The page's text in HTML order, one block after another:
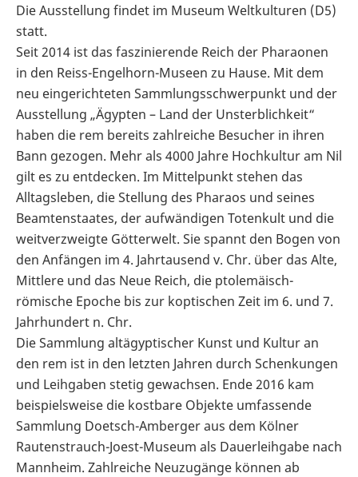
Die Ausstellung findet im Museum Weltkulturen (D5)
statt.
Seit 2014 ist das faszinierende Reich der Pharaonen
in den Reiss-Engelhorn-Museen zu Hause. Mit dem
neu eingerichteten Sammlungsschwerpunkt und der
Ausstellung „Ägypten – Land der Unsterblichkeit“
haben die rem bereits zahlreiche Besucher in ihren
Bann gezogen. Mehr als 4000 Jahre Hochkultur am Nil
gilt es zu entdecken. Im Mittelpunkt stehen das
Alltagsleben, die Stellung des Pharaos und seines
Beamtenstaates, der aufwändigen Totenkult und die
weitverzweigte Götterwelt. Sie spannt den Bogen von
den Anfängen im 4. Jahrtausend v. Chr. über das Alte,
Mittlere und das Neue Reich, die ptolemäisch-
römische Epoche bis zur koptischen Zeit im 6. und 7.
Jahrhundert n. Chr.
Die Sammlung altägyptischer Kunst und Kultur an
den rem ist in den letzten Jahren durch Schenkungen
und Leihgaben stetig gewachsen. Ende 2016 kam
beispielsweise die kostbare Objekte umfassende
Sammlung Doetsch-Amberger aus dem Kölner
Rautenstrauch-Joest-Museum als Dauerleihgabe nach
Mannheim. Zahlreiche Neuzugänge können ab